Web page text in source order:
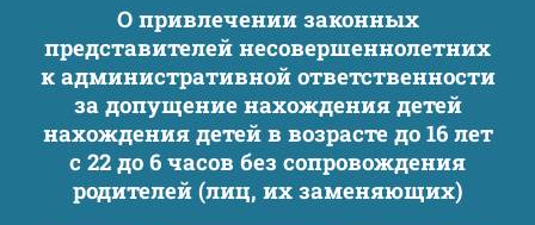
О привлечении законных
представителей несовершеннолетних
к административной ответственности
за допущение нахождения детей
нахождения детей в возрасте до 16 лет
с 22 до 6 часов без сопровождения
родителей (лиц, их заменяющих)